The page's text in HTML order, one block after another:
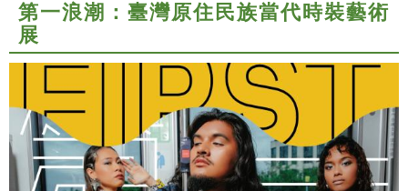
第一浪潮：臺灣原住民族當代時裝藝術
展